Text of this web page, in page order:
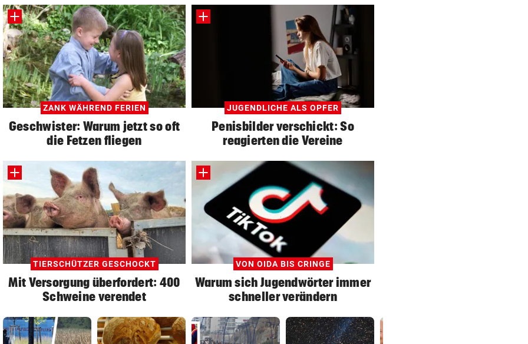
ZANK WÄHREND FERIEN
Geschwister: Warum jetzt so oft
die Fetzen fliegen
JUGENDLICHE ALS OPFER
Penisbilder verschickt: So
reagierten die Vereine
TIERSCHÜTZER GESCHOCKT
Mit Versorgung überfordert: 400
Schweine verendet
VON OIDA BIS CRINGE
Warum sich Jugendwörter immer
schneller verändern